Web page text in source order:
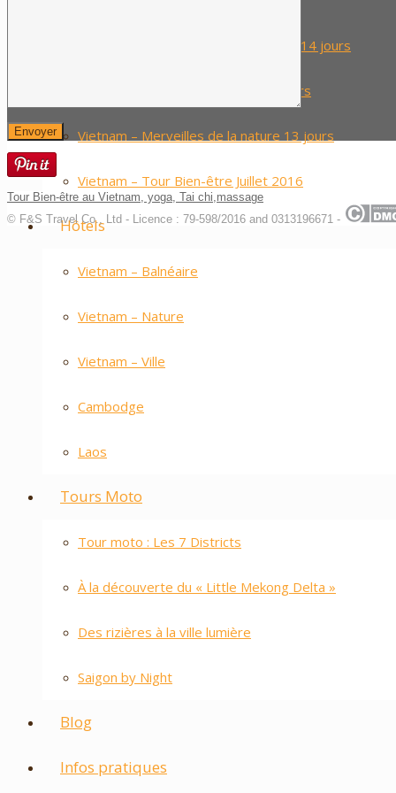
Vietnam & Cambodge – Découverte 14 jours
Vietnam – Visites et farniente 12 jours
Vietnam – Merveilles de la nature 13 jours
Vietnam – Tour Bien-être Juillet 2016
Hôtels
Vietnam – Balnéaire
Vietnam – Nature
Vietnam – Ville
Cambodge
Laos
Tours Moto
Tour moto : Les 7 Districts
À la découverte du « Little Mekong Delta »
Des rizières à la ville lumière
Saigon by Night
Blog
Infos pratiques
Tour Bien-être au Vietnam, yoga, Tai chi,massage
© F&S Travel Co., Ltd - Licence : 79-598/2016 and 0313196671 -